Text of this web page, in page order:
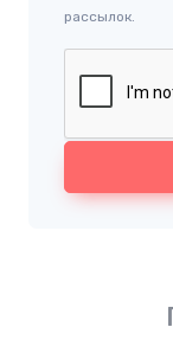
рассылок.